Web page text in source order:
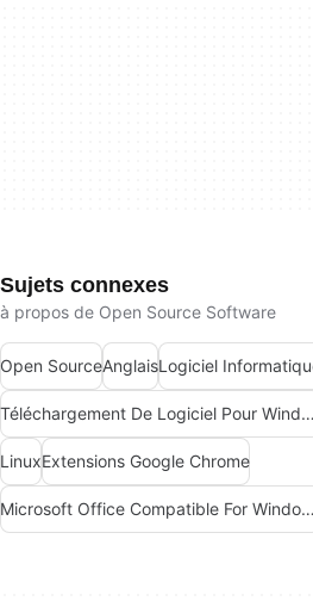
Sujets connexes
à propos de Open Source Software
Open SourceAnglaisLogiciel
Téléchargement De Logiciel Pour Windows
LinuxExtensions Google Chrome
Microsoft Office Compatible For Windows 7